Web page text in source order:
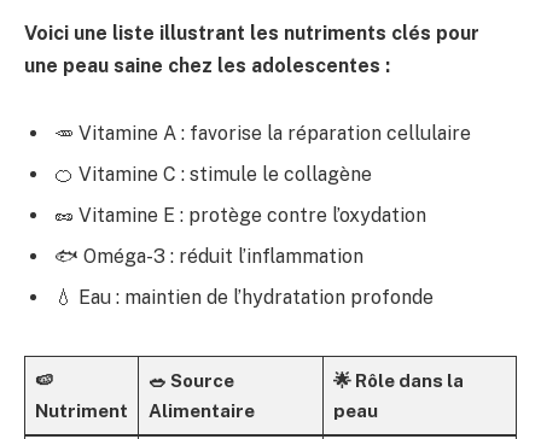
Voici une liste illustrant les nutriments clés pour
une peau saine chez les adolescentes :
🥕 Vitamine A : favorise la réparation cellulaire
🍊 Vitamine C : stimule le collagène
🥜 Vitamine E : protège contre l’oxydation
🐟 Oméga-3 : réduit l’inflammation
💧 Eau : maintien de l’hydratation profonde
🍉
Nutriment
🥗 Source
Alimentaire
🌟 Rôle dans la
peau